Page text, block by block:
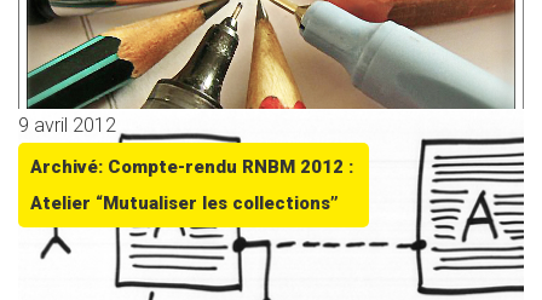
9 avril 2012
Archivé: Compte-rendu RNBM 2012 :
Atelier “Mutualiser les collections”